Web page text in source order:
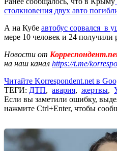
столкновения двух авто
А на Кубе автобус сорвался в
мере 10 человек и 24 получили
Новости от
на наш канал https://t.me/
Читайте Korrespondent.net в
ТЕГИ: ДТП, авария, жертвы,
Если вы заметили ошибку,
нажмите Ctrl+Enter, чтобы